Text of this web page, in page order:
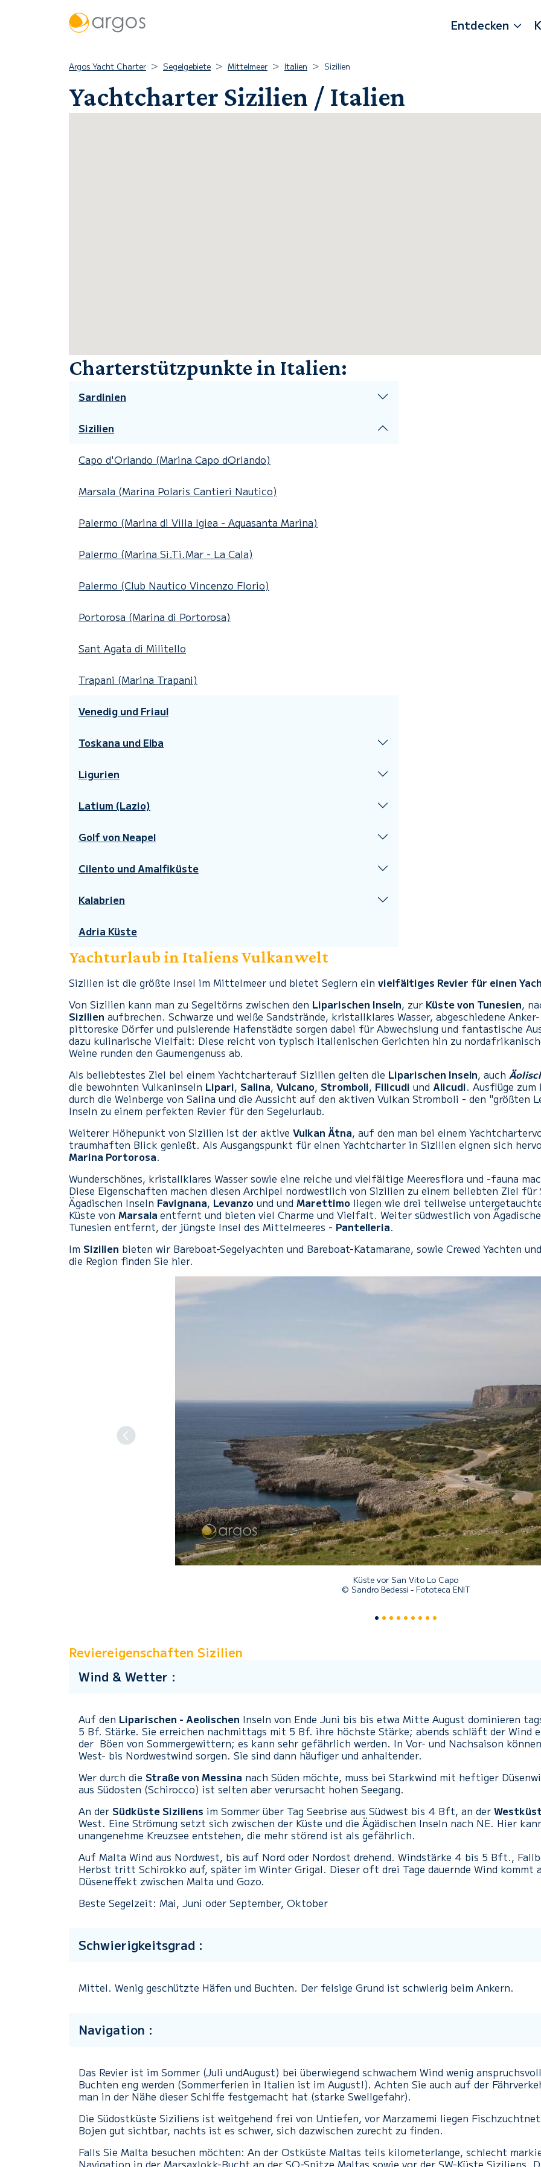
Entdecken
Argos Yacht Charter Segelgebiete Mittelmeer Italien Sizilien
Yachtcharter Sizilien / Italien
Charterstützpunkte in Italien:
Sardinien
Sizilien
Capo d'Orlando (Marina Capo dOrlando)
Marsala (Marina Polaris Cantieri Nautico)
Palermo (Marina di Villa Igiea - Aquasanta Marina)
Palermo (Marina Si.Ti.Mar - La Cala)
Palermo (Club Nautico Vincenzo Florio)
Portorosa (Marina di Portorosa)
Sant Agata di Militello
Trapani (Marina Trapani)
Venedig und Friaul
Toskana und Elba
Ligurien
Latium (Lazio)
Golf von Neapel
Cilento und Amalfiküste
Kalabrien
Adria Küste
Yachturlaub in Italiens Vulkanwelt
Sizilien ist die größte Insel im Mittelmeer und bietet Seglern ein vielfältiges Revier für einen
Von Sizilien kann man zu Segeltörns zwischen den Liparischen Inseln, zur Küste von Tunesien,
Sizilien aufbrechen. Schwarze und weiße Sandstrände, kristallklares Wasser, abgeschiedene
pittoreske Dörfer und pulsierende Hafenstädte sorgen dabei für Abwechslung und fantastische
dazu kulinarische Vielfalt: Diese reicht von typisch italienischen Gerichten hin zu
Weine runden den Gaumengenuss ab.
Als beliebtestes Ziel bei einem Yachtcharterauf Sizilien gelten die Liparischen Inseln, auch
die bewohnten Vulkaninseln Lipari, Salina, Vulcano, Stromboli, Filicudi und Alicudi. Ausflüge
durch die Weinberge von Salina und die Aussicht auf den aktiven Vulkan Stromboli - den "größten
Inseln zu einem perfekten Revier für den Segelurlaub.
Weiterer Höhepunkt von Sizilien ist der aktive Vulkan Ätna, auf den man bei einem
traumhaften Blick genießt. Als Ausgangspunkt für einen Yachtcharter in Sizilien eignen sich
Marina Portorosa.
Wunderschönes, kristallklares Wasser sowie eine reiche und vielfältige Meeresflora und -fauna
Diese Eigenschaften machen diesen Archipel nordwestlich von Sizilien zu einem beliebten Ziel für
Ägadischen Inseln Favignana, Levanzo und und Marettimo liegen wie drei teilweise
Küste von Marsala entfernt und bieten viel Charme und Vielfalt. Weiter südwestlich von
Tunesien entfernt, der jüngste Insel des Mittelmeeres - Pantelleria.
Im Sizilien bieten wir Bareboat-Segelyachten und Bareboat-Katamarane, sowie Crewed Yachten
die Region finden Sie hier.
Previous
Küste vor San Vito Lo Capo
© Sandro Bedessi - Fototeca ENIT
Reviereigenschaften Sizilien
Wind & Wetter :
Auf den Liparischen - Aeolischen Inseln von Ende Juni bis bis etwa Mitte August dominieren
5 Bf. Stärke. Sie erreichen nachmittags mit 5 Bf. ihre höchste Stärke; abends schläft der Wind
der Böen von Sommergewittern; es kann sehr gefährlich werden. In Vor- und Nachsaison
West- bis Nordwestwind sorgen. Sie sind dann häufiger und anhaltender.
Wer durch die Straße von Messina nach Süden möchte, muss bei Starkwind mit heftiger
aus Südosten (Schirocco) ist selten aber verursacht hohen Seegang.
An der Südküste Siziliens im Sommer über Tag Seebrise aus Südwest bis 4 Bft, an der
West. Eine Strömung setzt sich zwischen der Küste und die Ägädischen Inseln nach NE. Hier
unangenehme Kreuzsee entstehen, die mehr störend ist als gefährlich.
Auf Malta Wind aus Nordwest, bis auf Nord oder Nordost drehend. Windstärke 4 bis 5 Bft.,
Herbst tritt Schirokko auf, später im Winter Grigal. Dieser oft drei Tage dauernde Wind kommt
Düseneffekt zwischen Malta und Gozo.
Beste Segelzeit: Mai, Juni oder September, Oktober
Schwierigkeitsgrad :
Mittel. Wenig geschützte Häfen und Buchten. Der felsige Grund ist schwierig beim Ankern.
Navigation :
Das Revier ist im Sommer (Juli undAugust) bei überwiegend schwachem Wind wenig
Buchten eng werden (Sommerferien in Italien ist im August!). Achten Sie auch auf der
man in der Nähe dieser Schiffe festgemacht hat (starke Swellgefahr).
Die Südostküste Siziliens ist weitgehend frei von Untiefen, vor Marzamemi liegen
Bojen gut sichtbar, nachts ist es schwer, sich dazwischen zurecht zu finden.
Falls Sie Malta besuchen möchten: An der Ostküste Maltas teils kilometerlange, schlecht
Navigation in der Marsaxlokk-Bucht an der SO-Spitze Maltas sowie vor der SW-Küste Siziliens.